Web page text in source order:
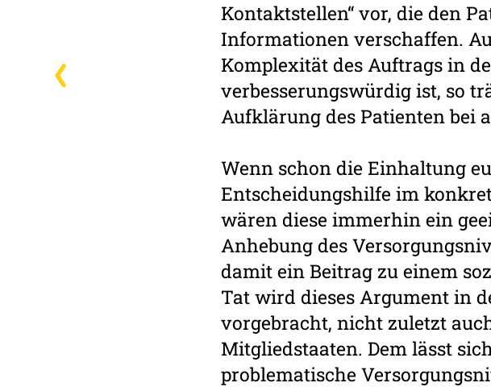
Kontaktstellen“ vor, die den
Informationen verschaffen.
Komplexität des Auftrags in
verbesserungswürdig ist, so
Aufklärung des Patienten bei
Wenn schon die Einhaltung
Entscheidungshilfe im
wären diese immerhin ein
Anhebung des
damit ein Beitrag zu einem
Tat wird dieses Argument in
vorgebracht, nicht zuletzt
Mitgliedstaaten. Dem lässt
problematische